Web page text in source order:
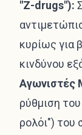
"Z-drugs"):
κυρίως για
κινδύνου
Αγωνιστές
ρύθμιση
ρολόι") του